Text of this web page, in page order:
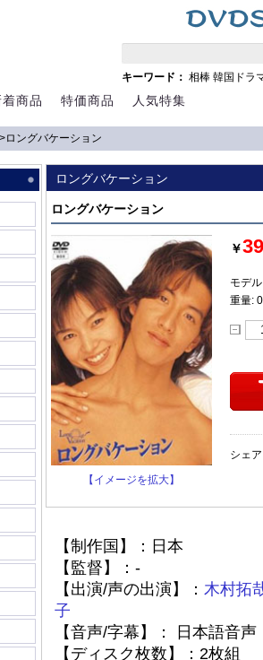
キーワード： 相棒 韓国ドラ
着商品 特価商品 人気特集
ロングバケーション
ロングバケーション
ロングバケーション
【イメージを拡大】
￥
モデ
重量:
シェ
【制作国】：日本
【監督】：-
【出演/声の出演】： 木村拓
子
【音声/字幕】： 日本語音声
【ディスク枚数】：2枚組